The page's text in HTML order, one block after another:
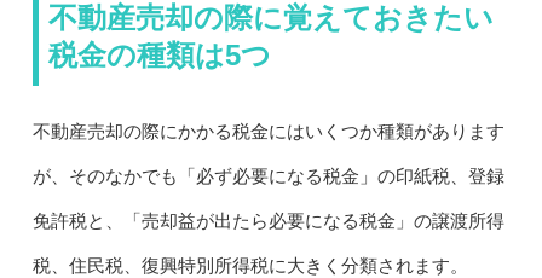
不動産売却の際に覚えておきたい
税金の種類は5つ
不動産売却の際にかかる税金にはいくつか種類があります
が、そのなかでも「必ず必要になる税金」の印紙税、登録
免許税と、「売却益が出たら必要になる税金」の譲渡所得
税、住民税、復興特別所得税に大きく分類されます。